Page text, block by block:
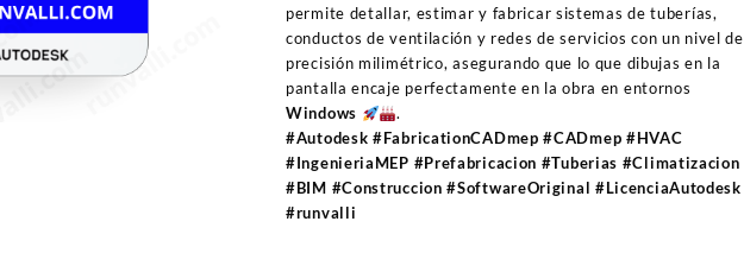
permite detallar, estimar y fabricar sistemas de tuberías,
conductos de ventilación y redes de servicios con un nivel de
precisión milimétrico, asegurando que lo que dibujas en la
pantalla encaje perfectamente en la obra en entornos
Windows
.
#Autodesk #FabricationCADmep #CADmep #HVAC
#IngenieriaMEP #Prefabricacion #Tuberias #Climatizacion
#BIM #Construccion #SoftwareOriginal #LicenciaAutodesk
#runvalli